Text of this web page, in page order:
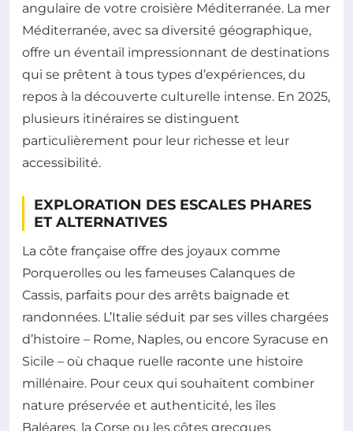
angulaire de votre croisière Méditerranée. La mer
Méditerranée, avec sa diversité géographique,
offre un éventail impressionnant de destinations
qui se prêtent à tous types d’expériences, du
repos à la découverte culturelle intense. En 2025,
plusieurs itinéraires se distinguent
particulièrement pour leur richesse et leur
accessibilité.
EXPLORATION DES ESCALES PHARES
ET ALTERNATIVES
La côte française offre des joyaux comme
Porquerolles ou les fameuses Calanques de
Cassis, parfaits pour des arrêts baignade et
randonnées. L’Italie séduit par ses villes chargées
d’histoire – Rome, Naples, ou encore Syracuse en
Sicile – où chaque ruelle raconte une histoire
millénaire. Pour ceux qui souhaitent combiner
nature préservée et authenticité, les îles
Baléares, la Corse ou les côtes grecques